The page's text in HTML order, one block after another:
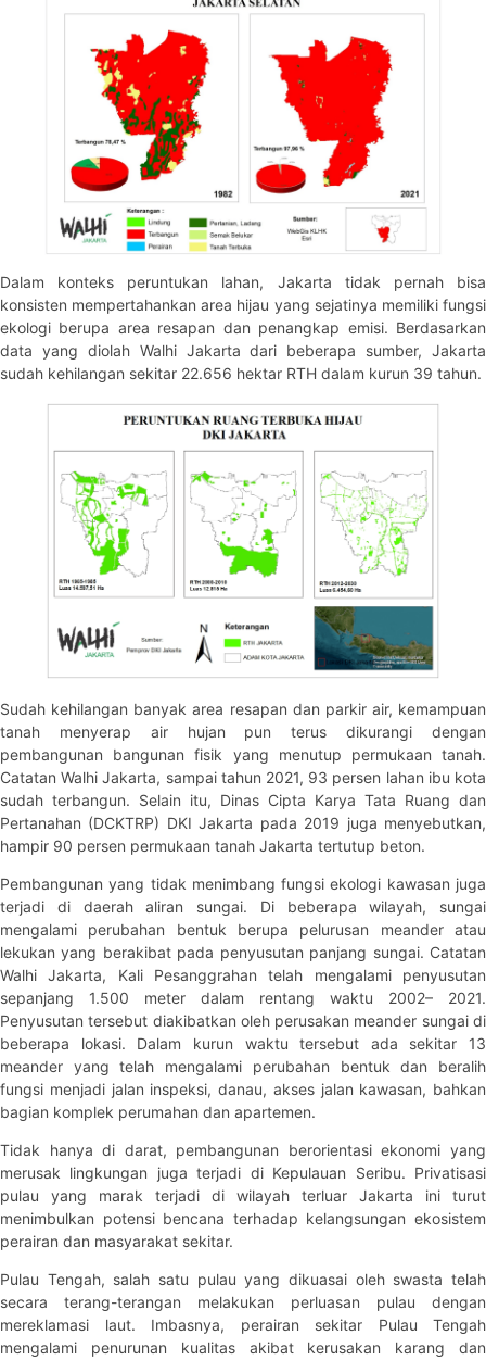
Dalam konteks peruntukan lahan, Jakarta tidak pernah bisa
konsisten mempertahankan area hijau yang sejatinya memiliki fungsi
ekologi berupa area resapan dan penangkap emisi. Berdasarkan
data yang diolah Walhi Jakarta dari beberapa sumber, Jakarta
sudah kehilangan sekitar 22.656 hektar RTH dalam kurun 39 tahun.
Sudah kehilangan banyak area resapan dan parkir air, kemampuan
tanah menyerap air hujan pun terus dikurangi dengan
pembangunan bangunan fisik yang menutup permukaan tanah.
Catatan Walhi Jakarta, sampai tahun 2021, 93 persen lahan ibu kota
sudah terbangun. Selain itu, Dinas Cipta Karya Tata Ruang dan
Pertanahan (DCKTRP) DKI Jakarta pada 2019 juga menyebutkan,
hampir 90 persen permukaan tanah Jakarta tertutup beton.
Pembangunan yang tidak menimbang fungsi ekologi kawasan juga
terjadi di daerah aliran sungai. Di beberapa wilayah, sungai
mengalami perubahan bentuk berupa pelurusan meander atau
lekukan yang berakibat pada penyusutan panjang sungai. Catatan
Walhi Jakarta, Kali Pesanggrahan telah mengalami penyusutan
sepanjang 1.500 meter dalam rentang waktu 2002– 2021.
Penyusutan tersebut diakibatkan oleh perusakan meander sungai di
beberapa lokasi. Dalam kurun waktu tersebut ada sekitar 13
meander yang telah mengalami perubahan bentuk dan beralih
fungsi menjadi jalan inspeksi, danau, akses jalan kawasan, bahkan
bagian komplek perumahan dan apartemen.
Tidak hanya di darat, pembangunan berorientasi ekonomi yang
merusak lingkungan juga terjadi di Kepulauan Seribu. Privatisasi
pulau yang marak terjadi di wilayah terluar Jakarta ini turut
menimbulkan potensi bencana terhadap kelangsungan ekosistem
perairan dan masyarakat sekitar.
Pulau Tengah, salah satu pulau yang dikuasai oleh swasta telah
secara terang-terangan melakukan perluasan pulau dengan
mereklamasi laut. Imbasnya, perairan sekitar Pulau Tengah
mengalami penurunan kualitas akibat kerusakan karang dan